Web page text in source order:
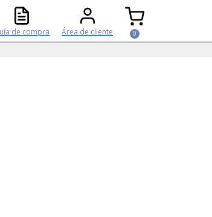
de compra Área de cliente